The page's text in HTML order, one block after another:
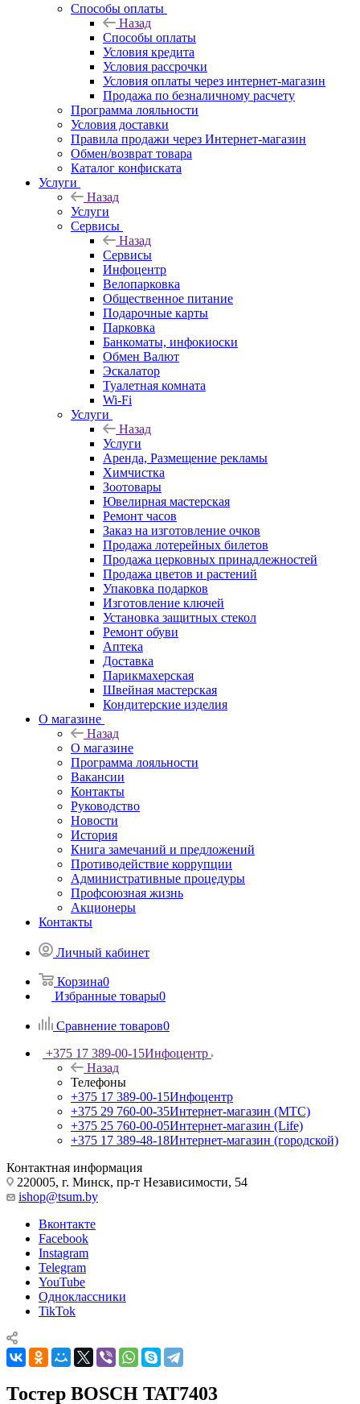
Способы оплаты
Назад
Способы оплаты
Условия кредита
Условия рассрочки
Условия оплаты через интернет-магазин
Продажа по безналичному расчету
Программа лояльности
Условия доставки
Правила продажи через Интернет-магазин
Обмен/возврат товара
Каталог конфиската
Услуги
Назад
Услуги
Сервисы
Назад
Сервисы
Инфоцентр
Велопарковка
Общественное питание
Подарочные карты
Парковка
Банкоматы, инфокиоски
Обмен Валют
Эскалатор
Туалетная комната
Wi-Fi
Услуги
Назад
Услуги
Аренда, Размещение рекламы
Химчистка
Зоотовары
Ювелирная мастерская
Ремонт часов
Заказ на изготовление очков
Продажа лотерейных билетов
Продажа церковных принадлежностей
Продажа цветов и растений
Упаковка подарков
Изготовление ключей
Установка защитных стекол
Ремонт обуви
Аптека
Доставка
Парикмахерская
Швейная мастерская
Кондитерские изделия
О магазине
Назад
О магазине
Программа лояльности
Вакансии
Контакты
Руководство
Новости
История
Книга замечаний и предложений
Противодействие коррупции
Административные процедуры
Профсоюзная жизнь
Акционеры
Контакты
Личный кабинет
Корзина0
Избранные товары0
Сравнение товаров0
+375 17 389-00-15Инфоцентр
Назад
Телефоны
+375 17 389-00-15Инфоцентр
+375 29 760-00-35Интернет-магазин (МТС)
+375 25 760-00-05Интернет-магазин (Life)
+375 17 389-48-18Интернет-магазин (городской)
Контактная информация
220005, г. Минск, пр-т Независимости, 54
ishop@tsum.by
Вконтакте
Facebook
Instagram
Telegram
YouTube
Одноклассники
TikTok
Тостер BOSCH TAT7403